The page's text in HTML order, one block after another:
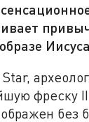
фреску
без